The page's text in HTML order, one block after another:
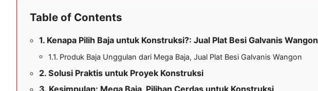
Table of Contents
Kenapa Pilih Baja untuk Konstruksi?: Jual Plat Besi Galvanis Wangon
Produk Baja Unggulan dari Mega Baja, Jual Plat Besi Galvanis Wangon
Solusi Praktis untuk Proyek Konstruksi
Kesimpulan: Mega Baja, Pilihan Cerdas untuk Konstruksi